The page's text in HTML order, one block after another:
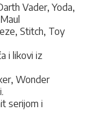
Vader, Yoda,
Stitch, Toy
i likovi iz
Wonder
serijom i